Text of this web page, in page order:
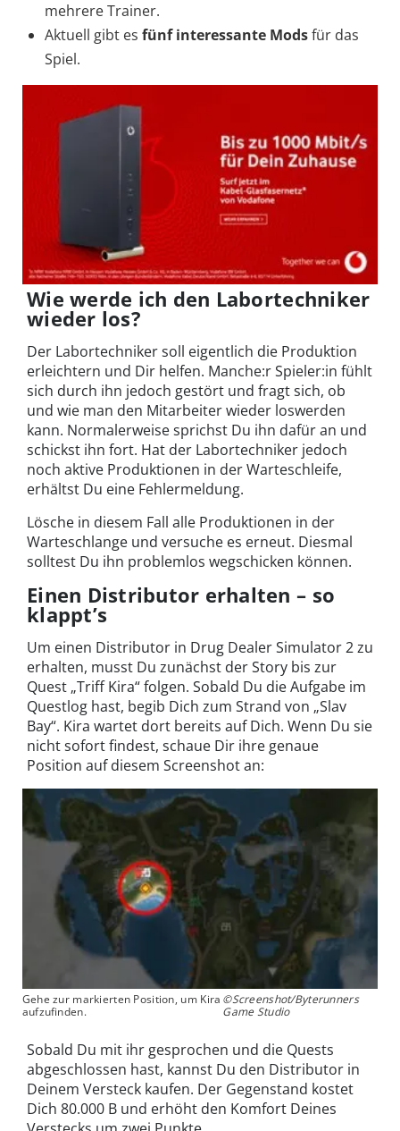
mehrere Trainer.
Aktuell gibt es fünf interessante Modsfür das
Spiel.
Wie werde ich den Labortechniker
wieder los?
Der Labortechniker soll eigentlich die Produktion
erleichtern und Dir helfen. Manche:r Spieler:in fühlt
sich durch ihn jedoch gestört und fragt sich, ob
und wie man den Mitarbeiter wieder loswerden
kann. Normalerweise sprichst Du ihn dafür an und
schickst ihn fort. Hat der Labortechniker jedoch
noch aktive Produktionen in der Warteschleife,
erhältst Du eine Fehlermeldung.
Lösche in diesem Fall alle Produktionen in der
Warteschlange und versuche es erneut. Diesmal
solltest Du ihn problemlos wegschicken können.
Einen Distributor erhalten – so
klappt’s
Um einen Distributor in Drug Dealer Simulator 2 zu
erhalten, musst Du zunächst der Story bis zur
Quest „Triff Kira“ folgen. Sobald Du die Aufgabe im
Questlog hast, begib Dich zum Strand von „Slav
Bay“. Kira wartet dort bereits auf Dich. Wenn Du sie
nicht sofort findest, schaue Dir ihre genaue
Position auf diesem Screenshot an:
Gehe zur markierten Position, um Kira
aufzufinden.
©Screenshot/Byterunners
Game Studio
Sobald Du mit ihr gesprochen und die Quests
abgeschlossen hast, kannst Du den Distributor in
Deinem Versteck kaufen. Der Gegenstand kostet
Dich 80.000 B und erhöht den Komfort Deines